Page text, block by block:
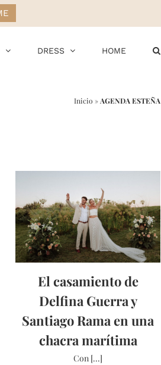
DRESS HOME
Inicio »AGENDA ESTEÑA
El casamiento de
Delfina Guerra y
Santiago Rama en una
chacra marítima
Con [...]